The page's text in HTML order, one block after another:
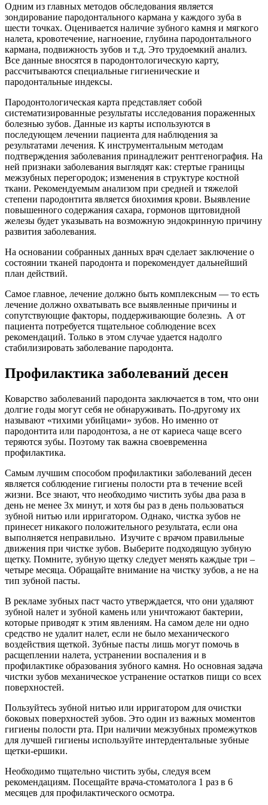
Одним из главных методов обследования является
зондирование пародонтального кармана у каждого зуба в
шести точках. Оценивается наличие зубного камня и мягкого
налета, кровотечение, нагноение, глубина пародонтального
кармана, подвижность зубов и т.д. Это трудоемкий анализ.
Все данные вносятся в пародонтологическую карту,
рассчитываются специальные гигиенические и
пародонтальные индексы.
Пародонтологическая карта представляет собой
систематизированные результаты исследования пораженных
болезнью зубов. Данные из карты используются в
последующем лечении пациента для наблюдения за
результатами лечения. К инструментальным методам
подтверждения заболевания принадлежит рентгенография. На
ней признаки заболевания выглядят как: стертые границы
межзубных перегородок; изменения в структуре костной
ткани. Рекомендуемым анализом при средней и тяжелой
степени пародонтита является биохимия крови. Выявление
повышенного содержания сахара, гормонов щитовидной
железы будет указывать на возможную эндокринную причину
развития заболевания.
На основании собранных данных врач сделает заключение о
состоянии тканей пародонта и порекомендует дальнейший
план действий.
Самое главное, лечение должно быть комплексным — то есть
лечение должно охватывать все выявленные причины и
сопутствующие факторы, поддерживающие болезнь. А от
пациента потребуется тщательное соблюдение всех
рекомендаций. Только в этом случае удается надолго
стабилизировать заболевание пародонта.
Профилактика заболеваний десен
Коварство заболеваний пародонта заключается в том, что они
долгие годы могут себя не обнаруживать. По-другому их
называют «тихими убийцами» зубов. Но именно от
пародонтита или пародонтоза, а не от кариеса чаще всего
теряются зубы. Поэтому так важна своевременна
профилактика.
Самым лучшим способом профилактики заболеваний десен
является соблюдение гигиены полости рта в течение всей
жизни. Все знают, что необходимо чистить зубы два раза в
день не менее 3х минут, и хотя бы раз в день пользоваться
зубной нитью или ирригатором. Однако, чистка зубов не
принесет никакого положительного результата, если она
выполняется неправильно. Изучите с врачом правильные
движения при чистке зубов. Выберите подходящую зубную
щетку. Помните, зубную щетку следует менять каждые три –
четыре месяца. Обращайте внимание на чистку зубов, а не на
тип зубной пасты.
В рекламе зубных паст часто утверждается, что они удаляют
зубной налет и зубной камень или уничтожают бактерии,
которые приводят к этим явлениям. На самом деле ни одно
средство не удалит налет, если не было механического
воздействия щеткой. Зубные пасты лишь могут помочь в
расщеплении налета, устранении воспаления и в
профилактике образования зубного камня. Но основная задача
чистки зубов механическое устранение остатков пищи со всех
поверхностей.
Пользуйтесь зубной нитью или ирригатором для очистки
боковых поверхностей зубов. Это один из важных моментов
гигиены полости рта. При наличии межзубных промежутков
для лучшей гигиены используйте интердентальные зубные
щетки-ершики.
Необходимо тщательно чистить зубы, следуя всем
рекомендациям. Посещайте врача-стоматолога 1 раз в 6
месяцев для профилактического осмотра.